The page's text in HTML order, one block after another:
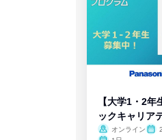
【大学1・2
ックキャリア
ム
オンライン